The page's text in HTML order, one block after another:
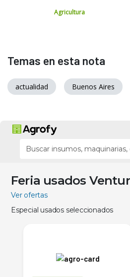
Agricultura
Temas en esta nota
actualidad Buenos Aires
Feria usados
Ver ofertas
Especial usados seleccionados